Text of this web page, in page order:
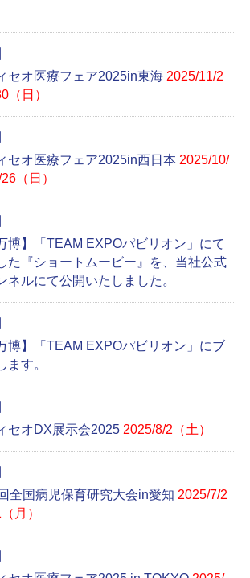
セオ医療フェア2025in東海 2025/11/2
（日）
セオ医療フェア2025in西日本 2025/10/
（日）
博】「TEAM EXPOパビリオン」にて
た『ショートムービー』を、当社公式
ネルにて公開いたしました。
博】「TEAM EXPOパビリオン」にブ
ます。
セオDX展示会2025 2025/8/2（土）
全国病児保育研究大会in愛知 2025/7/2
月）